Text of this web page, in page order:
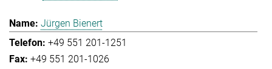
Jürgen Bienert
+49 551 201-1251
+49 551 201-1026